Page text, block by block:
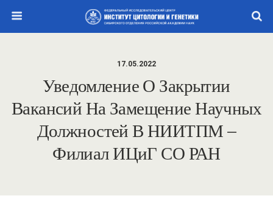
17.05.2022
Уведомление О Закрытии
Вакансий На Замещение Научных
Должностей В НИИТПМ –
Филиал ИЦиГ СО РАН